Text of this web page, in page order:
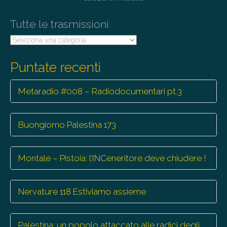
o
n
Tutte le trasmissioni
Tutte
Puntate recenti
Metaradio #008 – Radiodocumentari pt.3
Buongiorno Palestina 173
Montale – Pistoia: l’INCeneritore deve chiudere !
Nervature 118 Estiviamo assieme
Palestina: un popolo attaccato alle radici degli